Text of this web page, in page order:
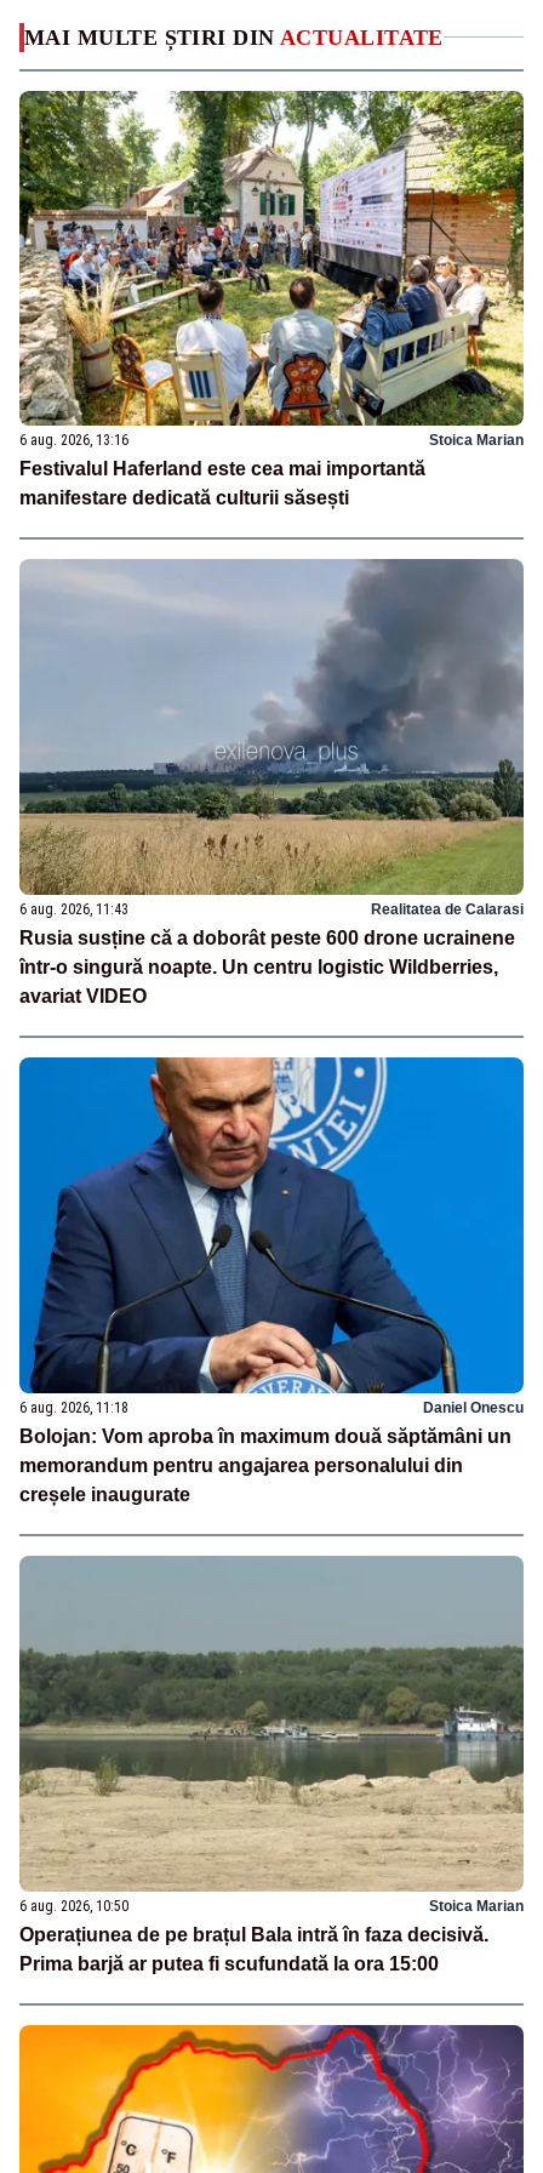
MAI MULTE ȘTIRI DIN ACTUALITATE
6 aug. 2026, 13:16 Stoica Marian
Festivalul Haferland este cea mai importantă
manifestare dedicată culturii săsești
6 aug. 2026, 11:43 Realitatea de Calarasi
Rusia susține că a doborât peste 600 drone ucrainene
într-o singură noapte. Un centru logistic Wildberries,
avariat VIDEO
6 aug. 2026, 11:18 Daniel Onescu
Bolojan: Vom aproba în maximum două săptămâni un
memorandum pentru angajarea personalului din
creșele inaugurate
6 aug. 2026, 10:50 Stoica Marian
Operațiunea de pe brațul Bala intră în faza decisivă.
Prima barjă ar putea fi scufundată la ora 15:00